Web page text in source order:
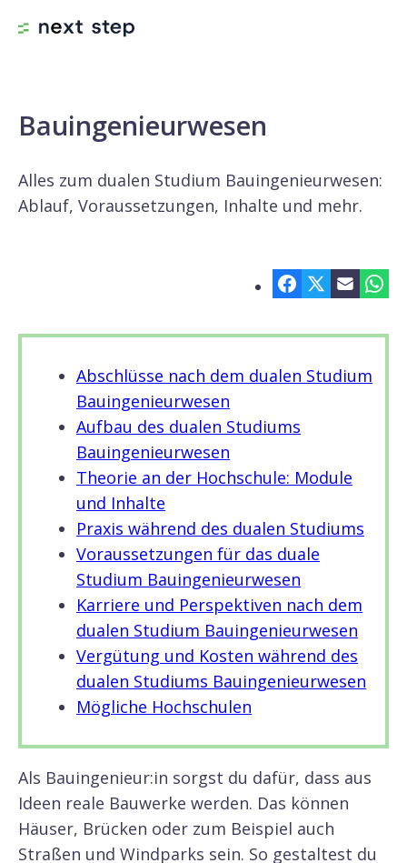
Bauingenieurwesen
Alles zum dualen Studium Bauingenieurwesen:
Ablauf, Voraussetzungen, Inhalte und mehr.
Abschlüsse nach dem dualen Studium
Bauingenieurwesen
Aufbau des dualen Studiums
Bauingenieurwesen
Theorie an der Hochschule: Module
und Inhalte
Praxis während des dualen Studiums
Voraussetzungen für das duale
Studium Bauingenieurwesen
Karriere und Perspektiven nach dem
dualen Studium Bauingenieurwesen
Vergütung und Kosten während des
dualen Studiums Bauingenieurwesen
Mögliche Hochschulen
Als Bauingenieur:in sorgst du dafür, dass aus
Ideen reale Bauwerke werden. Das können
Häuser, Brücken oder zum Beispiel auch
Straßen und Windparks sein. So gestaltest du